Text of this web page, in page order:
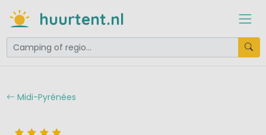
huurtent.nl
Midi-Pyrénées